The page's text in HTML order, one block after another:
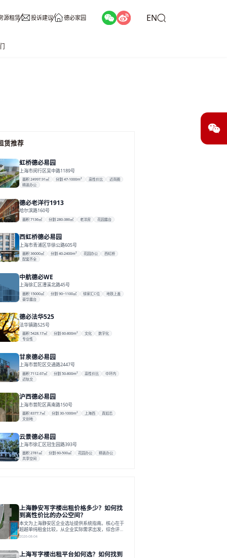
源租赁 投诉建议 德必家园 EN
赁推荐
虹桥德必易园
上海市闵行区吴中路1189号
面积 24997.91㎡ 分割 47-1000m² 高性价比
近商圈
精装办公
德必老洋行1913
哈尔滨路160号
面积 7136㎡ 分割 280-386㎡ 老洋房 花园露台
西虹桥德必易园
上海市青浦区华徐公路605号
面积 36000㎡ 分割 40-2400m² 花园办公
西虹桥
配套齐全
中航德必WE
上海徐汇区漕溪北路45号
面积 15000㎡ 分割 90~1100㎡ 徐家汇C位
地铁上盖
豪华露台
德必法华525
法华镇路525号
面积 5428.17㎡ 分割 60-800m² 文化
数字化
专业性
甘泉德必易园
上海市普陀区交通路2447号
面积 7112.67㎡ 分割 50-800m² 高性价比
中环内
近轨交
沪西德必易园
上海市普陀区真南路150号
面积 8377.7㎡ 分割 30-1000m² 上海西
真如芯
文创地
云景德必易园
上海市徐汇区冠生园路393号
面积 2781㎡ 分割 60-500㎡ 花园办公
精装办公
共享空间
上海静安写字楼出租价格多少？如何找
到高性价比的办公空间？
本文为上海静安区企业选址提供系统指南。核心在于
超越单纯租金比较，从企业实际需求出发，综合评估
交通、硬件、空间弹性、配套服务及产业生态等多维
升性价比，并通过不同规模企业的实际案例加以说
2026-08-04
上海写字楼出租平台如何选？如何找到